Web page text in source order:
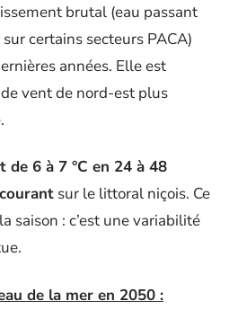
brutal (eau passant
certains secteurs PACA)
années. Elle est
vent de nord-est plus
de 6 à 7 °C en 24 à 48
sur le littoral niçois. Ce
saison : c’est une variabilité
de la mer en 2050 :